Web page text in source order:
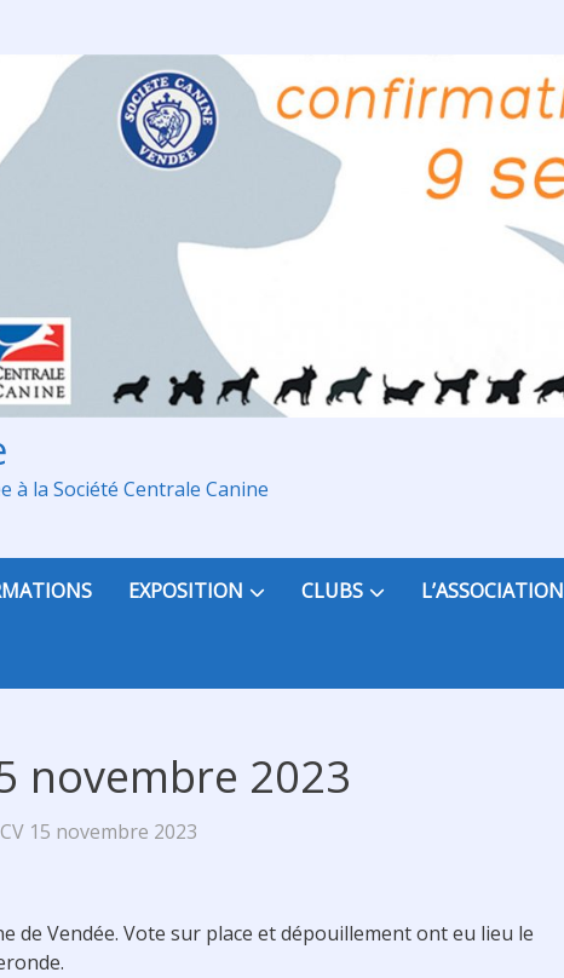
à la Société Centrale Canine
EXPOSITION CLUBS L’ASSOCIATION
novembre 2023
15 novembre 2023
de Vendée. Vote sur place et dépouillement ont eu lieu le